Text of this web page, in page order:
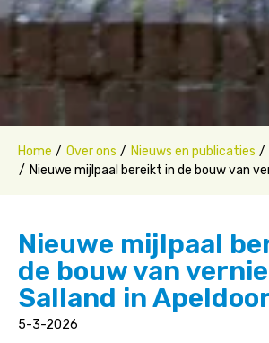
Home Over ons Nieuws en publicaties
Nieuwe mijlpaal bereikt in de bouw van
Nieuwe mijlpaal
de bouw van
Salland in
5-3-2026